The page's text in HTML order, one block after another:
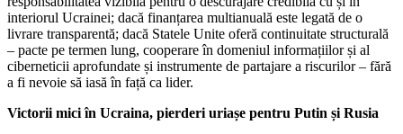
interiorul Ucrainei; dacă finanțarea multianuală este legată de o
livrare transparentă; dacă Statele Unite oferă continuitate structurală
– pacte pe termen lung, cooperare în domeniul informațiilor și al
ciberneticii aprofundate și instrumente de partajare a riscurilor – fără
a fi nevoie să iasă în față ca lider.
Victorii mici în Ucraina, pierderi uriașe pentru Putin și Rusia